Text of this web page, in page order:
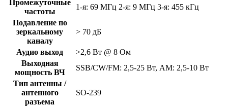
Промежуточные
частоты
1-я: 69 МГц 2-я: 9 МГц 3-я: 455 кГц
Подавление по
зеркальному
каналу
> 70 дБ
Аудио выход
>2,6 Вт @ 8 Ом
Выходная
мощность ВЧ
SSB/CW/FM: 2,5-25 Вт, AM: 2,5-10 Вт
Тип антенны /
антенного
разъема
SO-239